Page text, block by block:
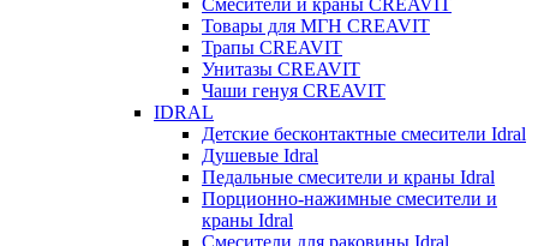
Смесители и краны CREAVIT
Товары для МГН CREAVIT
Трапы CREAVIT
Унитазы CREAVIT
Чаши генуя CREAVIT
IDRAL
Детские бесконтактные смесители Idral
Душевые Idral
Педальные смесители и краны Idral
Порционно-нажимные смесители и
краны Idral
Смеcители для раковины Idral